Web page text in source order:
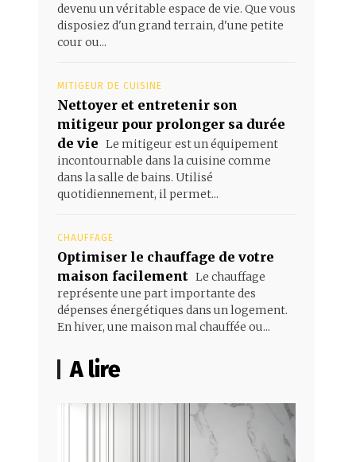
devenu un véritable espace de vie. Que vous
disposiez d'un grand terrain, d'une petite
cour ou...
MITIGEUR DE CUISINE
Nettoyer et entretenir son
mitigeur pour prolonger sa durée
de vie Le mitigeur est un équipement
incontournable dans la cuisine comme
dans la salle de bains. Utilisé
quotidiennement, il permet...
CHAUFFAGE
Optimiser le chauffage de votre
maison facilement Le chauffage
représente une part importante des
dépenses énergétiques dans un logement.
En hiver, une maison mal chauffée ou...
A lire